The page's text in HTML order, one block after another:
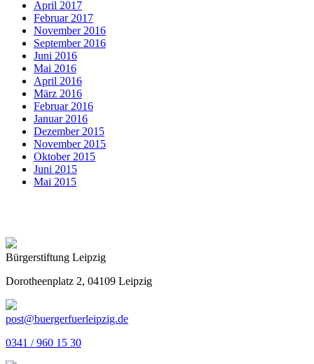
April 2017
Februar 2017
November 2016
September 2016
Juni 2016
Mai 2016
April 2016
März 2016
Februar 2016
Januar 2016
Dezember 2015
November 2015
Oktober 2015
Juni 2015
Mai 2015
Bürgerstiftung Leipzig
Dorotheenplatz 2, 04109 Leipzig
post@buergerfuerleipzig.de
0341 / 960 15 30